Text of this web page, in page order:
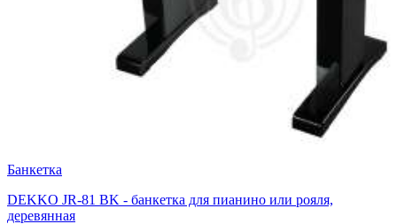
Банкетка
DEKKO JR-81 BK - банкетка для пианино или рояля,
деревянная